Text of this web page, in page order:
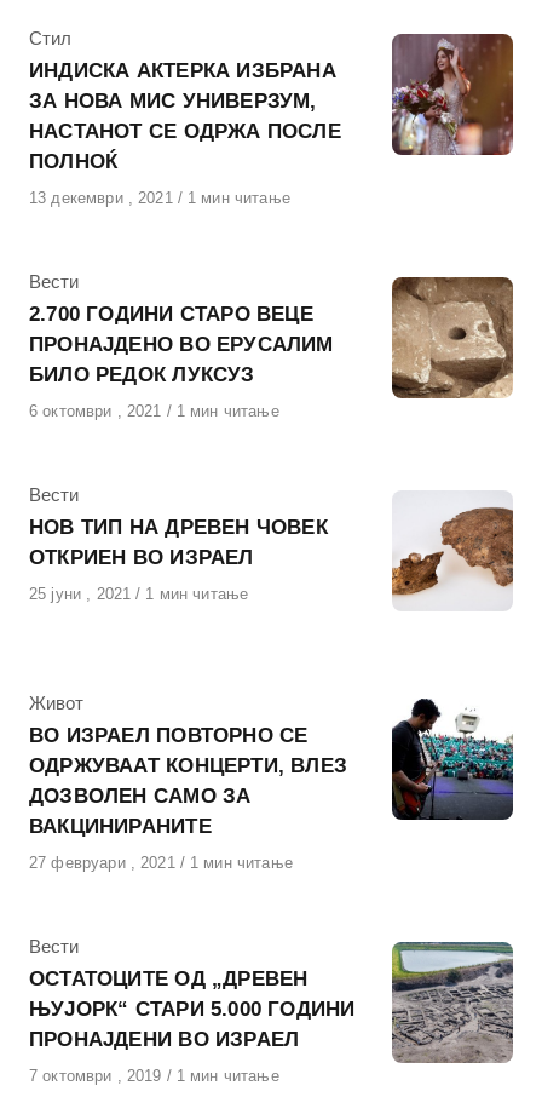
КАтегорија
Стил
ИНДИСКА АКТЕРКА ИЗБРАНА
ЗА НОВА МИС УНИВЕРЗУМ,
НАСТАНОТ СЕ ОДРЖА ПОСЛЕ
ПОЛНОЌ
Објавено
13 декември , 2021 1 мин читање
КАтегорија
Вести
2.700 ГОДИНИ СТАРО ВЕЦЕ
ПРОНАЈДЕНО ВО ЕРУСАЛИМ
БИЛО РЕДОК ЛУКСУЗ
Објавено
6 октомври , 2021 1 мин читање
КАтегорија
Вести
НОВ ТИП НА ДРЕВЕН ЧОВЕК
ОТКРИЕН ВО ИЗРАЕЛ
Објавено
25 јуни , 2021 1 мин читање
КАтегорија
Живот
ВО ИЗРАЕЛ ПОВТОРНО СЕ
ОДРЖУВААТ КОНЦЕРТИ, ВЛЕЗ
ДОЗВОЛЕН САМО ЗА
ВАКЦИНИРАНИТЕ
Објавено
27 февруари , 2021 1 мин читање
КАтегорија
Вести
ОСТАТОЦИТЕ ОД „ДРЕВЕН
ЊУЈОРК“ СТАРИ 5.000 ГОДИНИ
ПРОНАЈДЕНИ ВО ИЗРАЕЛ
Објавено
7 октомври , 2019 1 мин читање